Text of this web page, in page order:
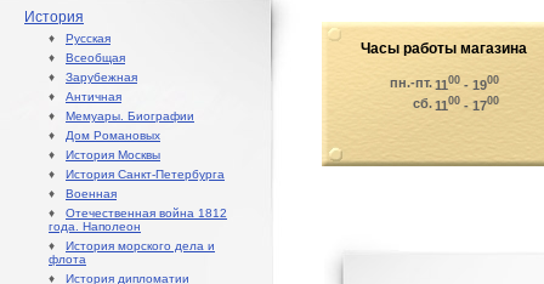
История
♦ Русская
♦ Всеобщая
♦ Зарубежная
♦ Античная
♦ Мемуары. Биографии
♦ Дом Романовых
♦ История Москвы
♦ История Санкт-Петербурга
♦ Военная
♦ Отечественная война 1812
года. Наполеон
♦ История морского дела и
флота
♦ История дипломатии
Часы работы магазина
пн.-пт.1100 - 1900
сб.1100 - 1700